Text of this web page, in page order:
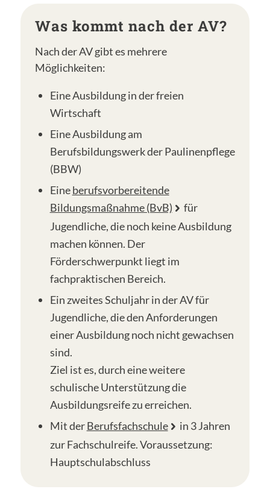
Was kommt nach der AV?
Nach der AV gibt es mehrere
Möglichkeiten:
Eine Ausbildung in der freien
Wirtschaft
Eine Ausbildung am
Berufsbildungswerk der Paulinenpflege
(BBW)
Eineberufsvorbereitende
Bildungsmaßnahme (BvB)
für
Jugendliche, die noch keine Ausbildung
machen können. Der
Förderschwerpunkt liegt im
fachpraktischen Bereich.
Ein zweites Schuljahr in der AV für
Jugendliche, die den Anforderungen
einer Ausbildung noch nicht gewachsen
sind.
Ziel ist es, durch eine weitere
schulische Unterstützung die
Ausbildungsreife zu erreichen.
Mit derBerufsfachschule
in 3 Jahren
zur Fachschulreife. Voraussetzung:
Hauptschulabschluss